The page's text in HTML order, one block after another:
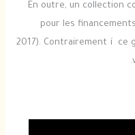
En outre, un collection
pour les
2017). Contrairement í ce